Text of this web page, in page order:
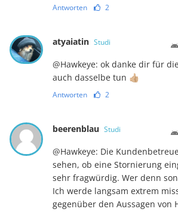
Antworten 2
atyaiatin Studi
@Hawkeye: ok danke dir für
auch dasselbe tun 👍🏼
Antworten 2
beerenblau Studi
@Hawkeye: Die
sehen, ob eine Stornierung
sehr fragwürdig. Wer denn
Ich werde langsam extrem
gegenüber den Aussagen von